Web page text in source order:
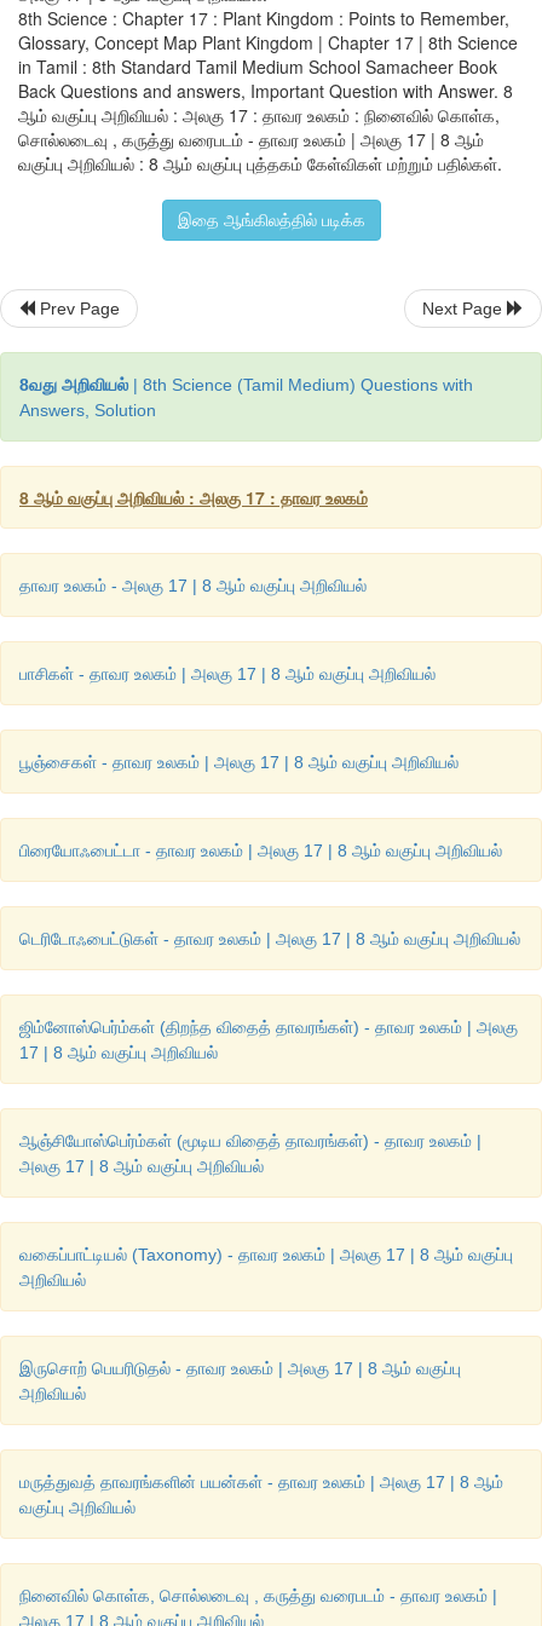
• கீழ்க்காணும் உரலி/விரைவுக்குறியீட்டைப் பயன்படுத்தி
இணையப் பக்கத்திற்குச் செல்க.
• "Medicinal plants and their
•
யாளம்காணவும்.
their-uses-with.html#.XHznyogzaM8 (or) scan the QR Code
8th Science : Chapter 17 : Plant Kingdom : Points to Remember,
Glossary, Concept Map Plant Kingdom | Chapter 17 | 8th Science
in Tamil : 8th Standard Tamil Medium School Samacheer Book
Back Questions and answers, Important Question with Answer. 8
ஆம் வகுப்பு அறிவியல் : அலகு 17 : தாவர உலகம் : நினைவில் கொள்க,
சொல்லடைவு , கருத்து வரைபடம் - தாவர உலகம் | அலகு 17 | 8 ஆம்
வகுப்பு அறிவியல் : 8 ஆம் வகுப்பு புத்தகம் கேள்விகள் மற்றும் பதில்கள்.
இதை ஆங்கிலத்தில் படிக்க
Prev Page Next Page
8வது அறிவியல் | 8th Science (Tamil Medium) Questions with
Answers, Solution
8 ஆம் வகுப்பு அறிவியல் : அலகு 17 : தாவர உலகம்
தாவர உலகம் - அலகு 17 | 8 ஆம் வகுப்பு அறிவியல்
பாசிகள் - தாவர உலகம் | அலகு 17 | 8 ஆம் வகுப்பு அறிவியல்
பூஞ்சைகள் - தாவர உலகம் | அலகு 17 | 8 ஆம் வகுப்பு அறிவியல்
பிரையோஃபைட்டா - தாவர உலகம் | அலகு 17 | 8 ஆம் வகுப்பு அறிவியல்
டெரிடோஃபைட்டுகள் - தாவர உலகம் | அலகு 17 | 8 ஆம் வகுப்பு அறிவியல்
ஜிம்னோஸ்பெர்ம்கள் (திறந்த விதைத் தாவரங்கள்) - தாவர உலகம் | அலகு
17 | 8 ஆம் வகுப்பு அறிவியல்
ஆஞ்சியோஸ்பெர்ம்கள் (மூடிய விதைத் தாவரங்கள்) - தாவர உலகம் |
அலகு 17 | 8 ஆம் வகுப்பு அறிவியல்
வகைப்பாட்டியல் (Taxonomy) - தாவர உலகம் | அலகு 17 | 8 ஆம் வகுப்பு
அறிவியல்
இருசொற் பெயரிடுதல் - தாவர உலகம் | அலகு 17 | 8 ஆம் வகுப்பு
அறிவியல்
மருத்துவத் தாவரங்களின் பயன்கள் - தாவர உலகம் | அலகு 17 | 8 ஆம்
வகுப்பு அறிவியல்
நினைவில் கொள்க, சொல்லடைவு , கருத்து வரைபடம் - தாவர உலகம் |
அலகு 17 | 8 ஆம் வகுப்பு அறிவியல்